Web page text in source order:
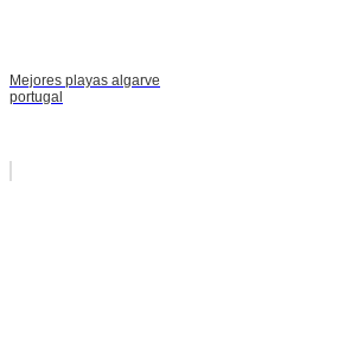
Mejores playas algarve
portugal